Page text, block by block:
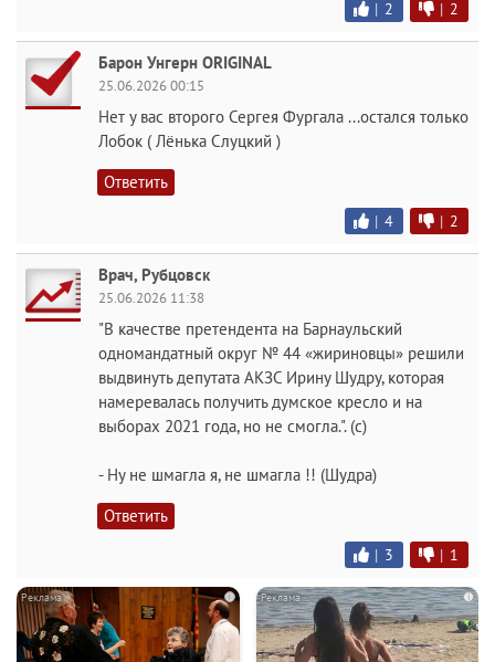
| 2 | 2
Барон Унгерн ORIGINAL
25.06.2026 00:15
Нет у вас второго Сергея Фургала ...остался только
Лобок ( Лёнька Слуцкий )
Ответить
| 4 | 2
Врач, Рубцовск
25.06.2026 11:38
"В качестве претендента на Барнаульский
одномандатный округ № 44 «жириновцы» решили
выдвинуть депутата АКЗС Ирину Шудру, которая
намеревалась получить думское кресло и на
выборах 2021 года, но не смогла.". (с)
- Ну не шмагла я, не шмагла !! (Шудра)
Ответить
| 3 | 1
i i